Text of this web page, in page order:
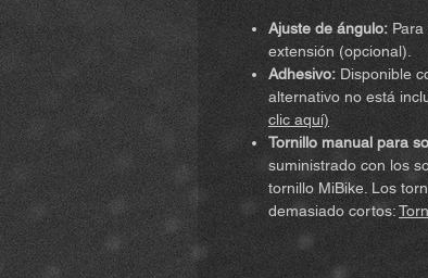
Ajuste de ángulo:
extensión (opcional).
Adhesivo:Disponible
alternativo no está
clic aquí)
Tornillo manual para
suministrado con los
tornillo MiBike. Los
demasiado cortos: